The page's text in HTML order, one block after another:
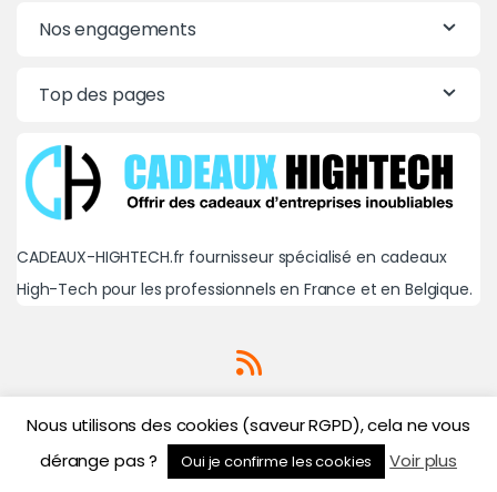
Nos engagements
Top des pages
CADEAUX-HIGHTECH.fr fournisseur spécialisé en cadeaux
High-Tech pour les professionnels en France et en Belgique.
Nous utilisons des cookies (saveur RGPD), cela ne vous
dérange pas ?
Oui je confirme les cookies Voir plus